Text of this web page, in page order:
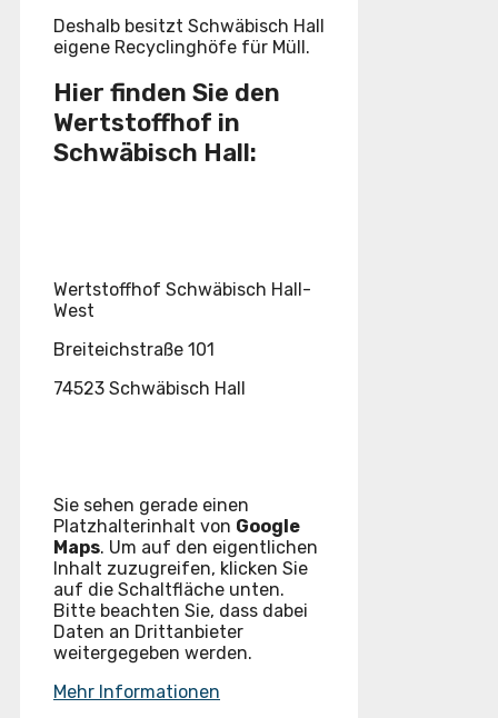
Deshalb besitzt Schwäbisch Hall
eigene Recyclinghöfe für Müll.
Hier finden Sie den
Wertstoffhof in
Schwäbisch Hall:
Wertstoffhof Schwäbisch Hall-
West
Breiteichstraße 101
74523 Schwäbisch Hall
Sie sehen gerade einen
Platzhalterinhalt von Google
Maps. Um auf den eigentlichen
Inhalt zuzugreifen, klicken Sie
auf die Schaltfläche unten.
Bitte beachten Sie, dass dabei
Daten an Drittanbieter
weitergegeben werden.
Mehr Informationen